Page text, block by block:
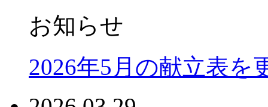
お知らせ
2026年5月の献立表を